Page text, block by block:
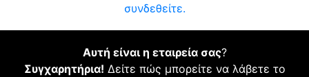
συνδεθείτε.
Αυτή είναι η εταιρεία σας?
Συγχαρητήρια! Δείτε πώς μπορείτε να λάβετε το